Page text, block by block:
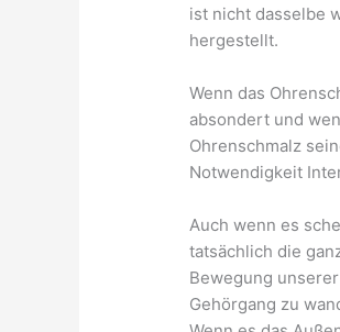
ist nicht dasselbe
hergestellt.
Wenn das
absondert und
Ohrenschmalz
Notwendigkeit
Auch wenn es
tatsächlich die
Bewegung
Gehörgang zu